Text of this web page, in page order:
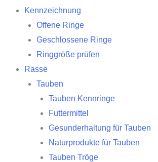
Kennzeichnung
Offene Ringe
Geschlossene Ringe
Ringgröße prüfen
Rasse
Tauben
Tauben Kennringe
Futtermittel
Gesunderhaltung für Tauben
Naturprodukte für Tauben
Tauben Tröge